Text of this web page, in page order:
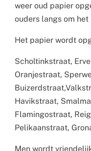
weer oud papier
ouders langs om
Het papier wordt
Scholtinkstraat,
Oranjestraat,
Havikstraat,
Flamingostraat,
Pelikaanstraat,
Men wordt